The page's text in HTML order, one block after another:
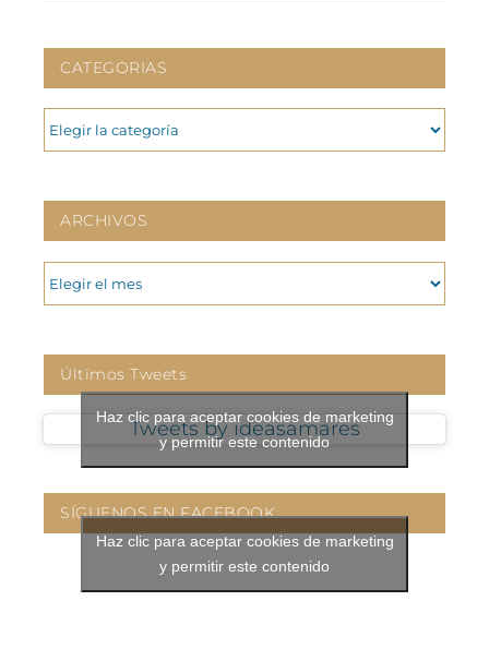
CATEGORIAS
CATEGORIAS
ARCHIVOS
ARCHIVOS
Últimos Tweets
Tweets by ideasamares
Haz clic para aceptar cookies de marketing
y permitir este contenido
SÍGUENOS EN FACEBOOK
Haz clic para aceptar cookies de marketing
y permitir este contenido